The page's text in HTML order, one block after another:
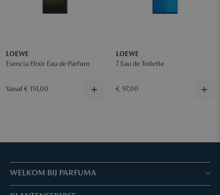
LOEWE
Esencia Elixir Eau de Parfum
Vanaf € 151,00
LOEWE
7 Eau de Toilette
€ 97,00
WELKOM BIJ PARFUMA
Winkels & Services